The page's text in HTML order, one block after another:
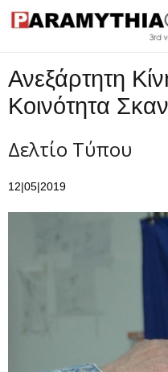
Ανεξάρτητη
Κοινότητα
Δελτίο Τύπου
12|05|2019